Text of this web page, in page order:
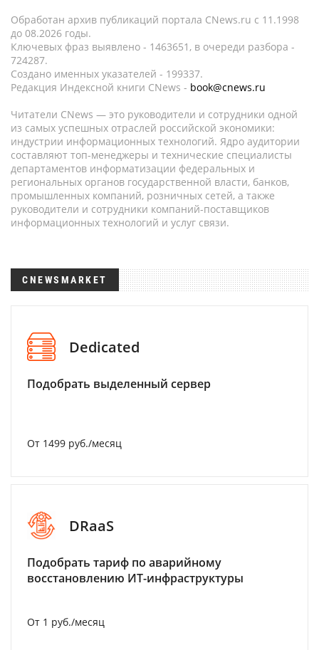
Обработан архив публикаций портала CNews.ru c 11.1998
до 08.2026 годы.
Ключевых фраз выявлено - 1463651, в очереди разбора -
724287.
Создано именных указателей - 199337.
Редакция Индексной книги CNews - book@cnews.ru
Читатели CNews — это руководители и сотрудники одной
из самых успешных отраслей российской экономики:
индустрии информационных технологий. Ядро аудитории
составляют топ-менеджеры и технические специалисты
департаментов информатизации федеральных и
региональных органов государственной власти, банков,
промышленных компаний, розничных сетей, а также
руководители и сотрудники компаний-поставщиков
информационных технологий и услуг связи.
CNEWSMARKET
Dedicated
Подобрать выделенный сервер
От 1499 руб./месяц
DRaaS
Подобрать тариф по аварийному
восстановлению ИТ-инфраструктуры
От 1 руб./месяц